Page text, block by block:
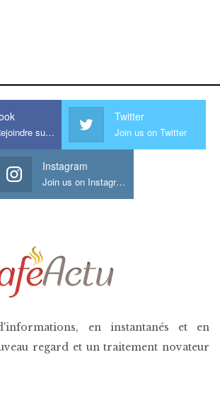
Nous Rejoindre sur Facebook
Twitter
Join us on Twitter
Instagram
Join us on Instagram
en instantanés et en
regard et un traitement novateur